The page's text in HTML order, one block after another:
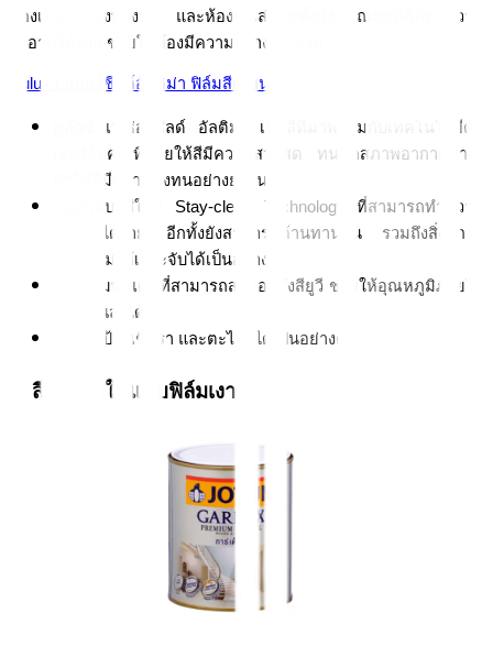
ห้องเด็ก ห้องทำงาน และห้องนั่งเล่นอีกทั้งยังมีคุณสมบัติที่ทำความ
สะอาดได้ง่าย ช่วยให้ห้องมีความสว่าง เงางาม
Dulux เวเธ่อร์ชีลด์อัลติม่า ฟิล์มสีเนียน
ดูลักซ์ เวเธ่อร์ชีลด์ อัลติม่า เป็นสีที่มาพร้อมกับเทคโนโลยีคัล
เลอร์ล็อค ที่ช่วยให้สีมีความสวยสด ทนต่อสภาพอากาศต่างๆ
ทำให้สีมีความคงทนอย่างยาวนาน
ออกแบบสีให้มี Stay-clean Technology ที่สามารถทำความ
สะอาดได้ง่าย อีกทั้งยังสามารถต้านทานฝุ่น รวมถึงสิ่งสกปร
กอื่นๆ ไม่ให้เกาะจับได้เป็นอย่างดี
มีคุณสมบัติเด่นที่สามารถสะท้อนรังสียูวี ช่วยให้อุณหภูมิภายใน
บ้านเย็นลงได้
ช่วยปกป้องเชื้อรา และตะไคร่ได้เป็นอย่างดี
3. สีทาภายในแบบฟิล์มเงา